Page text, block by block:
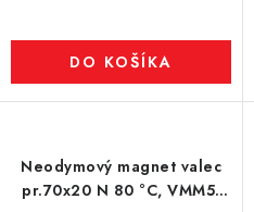
DO KOŠÍKA
Neodymový magnet valec
pr.70x20 N 80 °C, VMM5-